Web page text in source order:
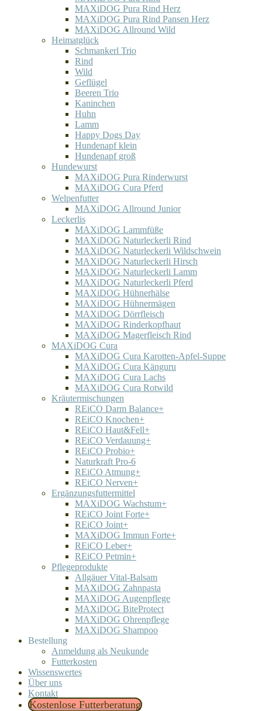
MAXiDOG Pura Rind Herz
MAXiDOG Pura Rind Pansen Herz
MAXiDOG Allround Wild
Heimatglück
Schmankerl Trio
Rind
Wild
Geflügel
Beeren Trio
Kaninchen
Huhn
Lamm
Happy Dogs Day
Hundenapf klein
Hundenapf groß
Hundewurst
MAXiDOG Pura Rinderwurst
MAXiDOG Cura Pferd
Welpenfutter
MAXiDOG Allround Junior
Leckerlis
MAXiDOG Lammfüße
MAXiDOG Naturleckerli Rind
MAXiDOG Naturleckerli Wildschwein
MAXiDOG Naturleckerli Hirsch
MAXiDOG Naturleckerli Lamm
MAXiDOG Naturleckerli Pferd
MAXiDOG Hühnerhälse
MAXiDOG Hühnermägen
MAXiDOG Dörrfleisch
MAXiDOG Rinderkopfhaut
MAXiDOG Magerfleisch Rind
MAXiDOG Cura
MAXiDOG Cura Karotten-Apfel-Suppe
MAXiDOG Cura Känguru
MAXiDOG Cura Lachs
MAXiDOG Cura Rotwild
Kräutermischungen
REiCO Darm Balance+
REiCO Knochen+
REiCO Haut&Fell+
REiCO Verdauung+
REiCO Probio+
Naturkraft Pro-6
REiCO Atmung+
REiCO Nerven+
Ergänzungsfuttermittel
MAXiDOG Wachstum+
REiCO Joint Forte+
REiCO Joint+
MAXiDOG Immun Forte+
REiCO Leber+
REiCO Petmin+
Pflegeprodukte
Allgäuer Vital-Balsam
MAXiDOG Zahnpasta
MAXiDOG Augenpflege
MAXiDOG BiteProtect
MAXiDOG Ohrenpflege
MAXiDOG Shampoo
Bestellung
Anmeldung als Neukunde
Futterkosten
Wissenswertes
Über uns
Kontakt
Kostenlose Futterberatung